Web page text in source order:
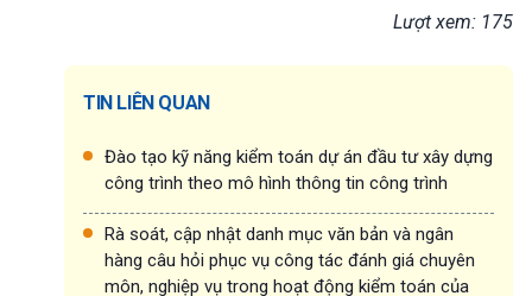
Lượt xem: 175
TIN LIÊN QUAN
Đào tạo kỹ năng kiểm toán dự án đầu tư xây dựng
công trình theo mô hình thông tin công trình
Rà soát, cập nhật danh mục văn bản và ngân
hàng câu hỏi phục vụ công tác đánh giá chuyên
môn, nghiệp vụ trong hoạt động kiểm toán của